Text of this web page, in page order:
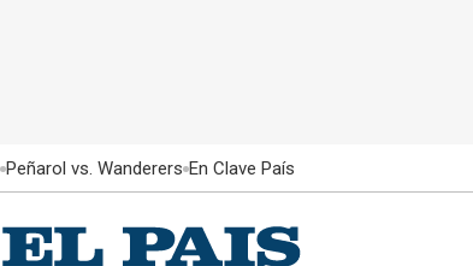
Peñarol vs. Wanderers En Clave País